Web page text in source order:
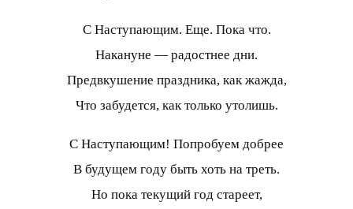
С Наступающим. Еще. Пока что.
Накануне — радостнее дни.
Предвкушение праздника, как жажда,
Что забудется, как только утолишь.
С Наступающим! Попробуем добрее
В будущем году быть хоть на треть.
Но пока текущий год стареет,